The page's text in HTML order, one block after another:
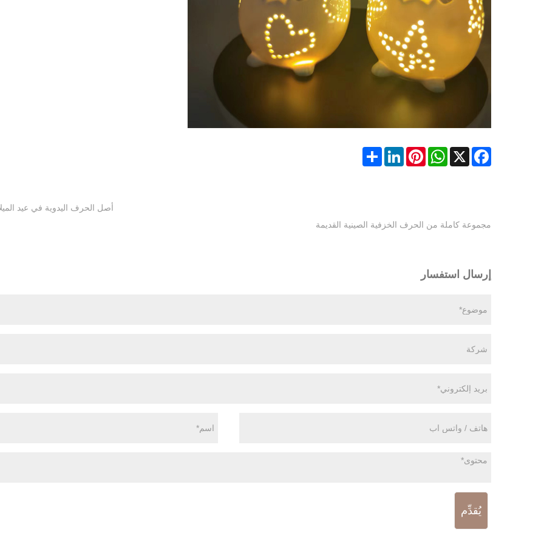
Facebook
X
WhatsApp
Pinterest
LinkedIn
Share
أصل الحرف اليدوية في عيد
مجموعة كاملة من الحرف الخزفية الصينية القديمة
إرسال استفسار
يُقدِّم